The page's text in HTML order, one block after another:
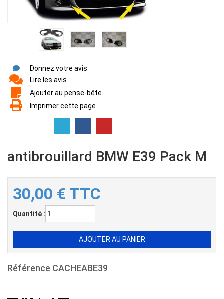
Donnez votre avis
Lire les avis
Ajouter au pense-bête
Imprimer cette page
antibrouillard BMW E39 Pack M
30,00 € TTC
Quantité :
Référence CACHEABE39